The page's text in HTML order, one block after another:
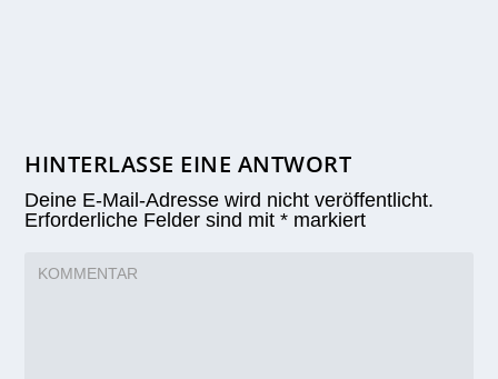
HINTERLASSE EINE ANTWORT
Deine E-Mail-Adresse wird nicht veröffentlicht.
Erforderliche Felder sind mit* markiert